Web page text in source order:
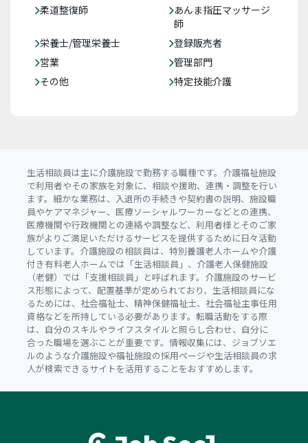
柔道整復師
あんま指圧マッサージ
師
栄養士/管理栄養士
登録販売者
営業
管理部門
その他
特定技能介護
生活相談員は主に介護施設で勤務する職種です。介護福祉施設
で利用者やその家族を対象に、相談や援助、連携・調整を行い
ます。細かな業務は、入退所の手続きや契約書の説明、施設職
員やケアマネジャー、医療ソーシャルワーカーなどとの連携、
医療機関や行政機関との連絡や調整など、利用者様とそのご家
族がよりご満足いただけるサービスを提供するために日々活動
しています。介護施設の相談員は、特別養護老人ホームや介護
付き有料老人ホームでは「生活相談員」、介護老人保健施設
（老健）では「支援相談員」と呼ばれます。介護施設のサービ
ス形態によって、配置基準が定められており、生活相談員にな
るためには、社会福祉士、精神保健福祉士、社会福祉主事任用
資格などを所持している必要があります。転職活動をする際
は、自分のスキルやライフスタイルと照らし合わせ、自分に
合った職場を選ぶことが重要です。情報収集には、ジョブソエ
ルのような介護施設や福祉施設の採用ページや生活相談員の求
人が検索できるサイトを活用することをおすすめします。